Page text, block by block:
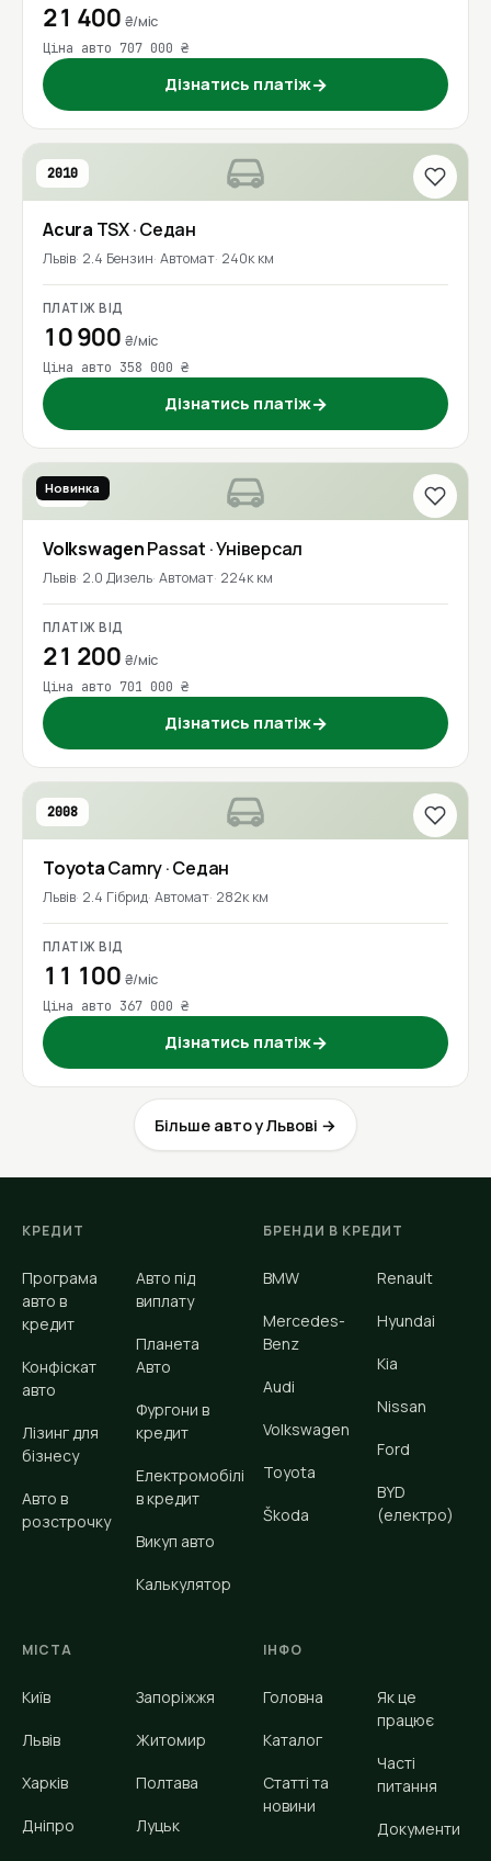
21 400 ₴/міс
Ціна авто 707 000 ₴
Дізнатись платіж→
2010
Acura TSX· Седан
Львів 2.4 Бензин Автомат 240к км
ПЛАТІЖ ВІД
10 900 ₴/міс
Ціна авто 358 000 ₴
Дізнатись платіж→
2017
Новинка
VolkswagenPassat · Універсал
Львів 2.0 Дизель Автомат 224к км
ПЛАТІЖ ВІД
21 200 ₴/міс
Ціна авто 701 000 ₴
Дізнатись платіж→
2008
ToyotaCamry· Седан
Львів 2.4 Гібрид Автомат 282к км
ПЛАТІЖ ВІД
11 100 ₴/міс
Ціна авто 367 000 ₴
Дізнатись платіж→
Більше авто у Львові →
КРЕДИТ
Програма
авто в
кредит
Конфіскат
авто
Лізинг для
бізнесу
Авто в
розстрочку
Авто під
виплату
Планета
Авто
Фургони в
кредит
Електромобілі
в кредит
Викуп авто
Калькулятор
БРЕНДИ В КРЕДИТ
BMW
Mercedes-
Benz
Audi
Volkswagen
Toyota
Škoda
Renault
Hyundai
Kia
Nissan
Ford
BYD
(електро)
МІСТА
Київ
Львів
Харків
Дніпро
Запоріжжя
Житомир
Полтава
Луцьк
ІНФО
Головна
Каталог
Статті та
новини
Як це
працює
Часті
питання
Документи